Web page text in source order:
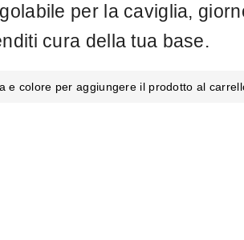
per la caviglia,
cura della tua base.
e colore per aggiungere il prodotto al